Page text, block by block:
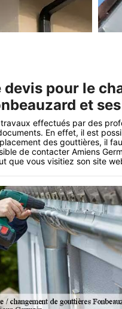
devis pour le
et
effectués par des
En effet, il est
des gouttières, il
de contacter Amiens
que vous visitiez son site